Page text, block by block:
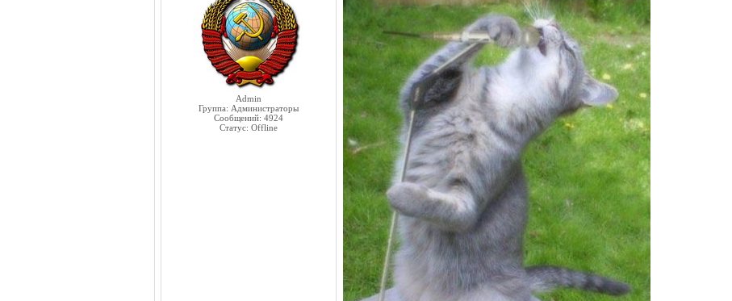
Admin
Группа: Администраторы
Сообщений: 4924
Статус: Offline